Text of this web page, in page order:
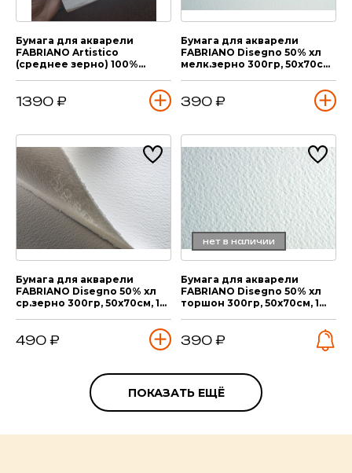
Бумага для акварели
FABRIANO Artistico
(среднее зерно) 100%
1390 ₽
Бумага для акварели
FABRIANO Disegno 50% хл
мелк.зерно 300гр, 50х70см,
390 ₽
Бумага для акварели
FABRIANO Disegno 50% хл
ср.зерно 300гр, 50х70см, 1
490 ₽
нет в наличии
Бумага для акварели
FABRIANO Disegno 50% хл
торшон 300гр, 50х70см, 1
390 ₽
ПОКАЗАТЬ ЕЩЁ